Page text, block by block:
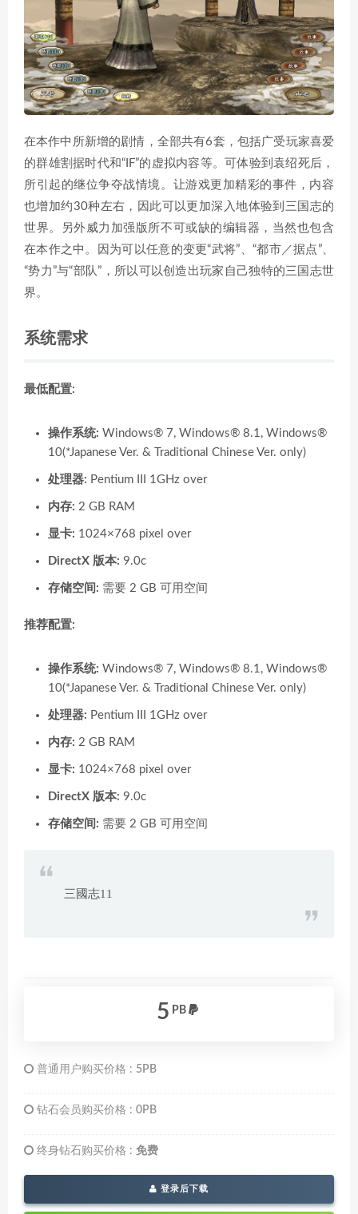
在本作中所新增的剧情，全部共有6套，包括广受玩家喜爱
的群雄割据时代和“IF”的虚拟内容等。可体验到袁绍死后，
所引起的继位争夺战情境。让游戏更加精彩的事件，内容
也增加约30种左右，因此可以更加深入地体验到三国志的
世界。另外威力加强版所不可或缺的编辑器，当然也包含
在本作之中。因为可以任意的变更“武将”、“都市／据点”、
“势力”与“部队”，所以可以创造出玩家自己独特的三国志世
界。
系统需求
最低配置:
操作系统: Windows® 7, Windows® 8.1, Windows®
10(*Japanese Ver. & Traditional Chinese Ver. only)
处理器: Pentium III 1GHz over
内存: 2 GB RAM
显卡: 1024×768 pixel over
DirectX 版本: 9.0c
存储空间: 需要 2 GB 可用空间
推荐配置:
操作系统: Windows® 7, Windows® 8.1, Windows®
10(*Japanese Ver. & Traditional Chinese Ver. only)
处理器: Pentium III 1GHz over
内存: 2 GB RAM
显卡: 1024×768 pixel over
DirectX 版本: 9.0c
存储空间: 需要 2 GB 可用空间
三國志11
5 PB
普通用户购买价格 : 5PB
钻石会员购买价格 : 0PB
终身钻石购买价格 : 免费
登录后下载